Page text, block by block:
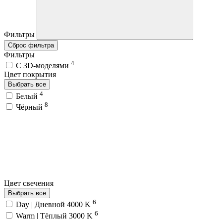
Фильтры
Сброс фильтра
Фильтры
C 3D-моделями 4
Цвет покрытия
Выбрать все
Белый 4
Чёрный 8
Цвет свечения
Выбрать все
Day | Дневной 4000 K 6
Warm | Тёплый 3000 K 6